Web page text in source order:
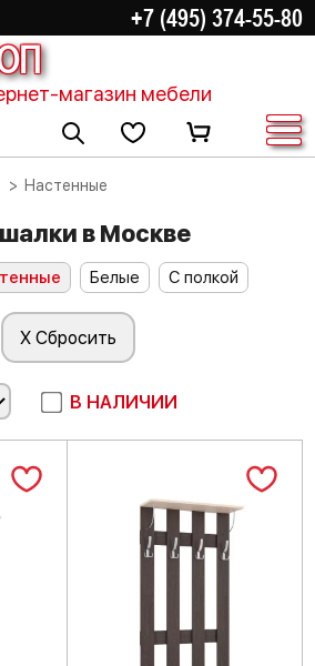
+7 (495) 374-55-80
магазин мебели
Настенные
в Москве
Белые С полкой
X Сбросить
В НАЛИЧИИ